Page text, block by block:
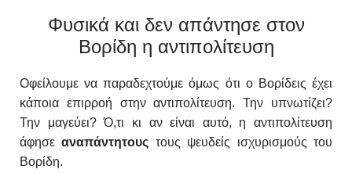
Φυσικά και δεν απάντησε στον
Βορίδη η αντιπολίτευση
Οφείλουμε να παραδεχτούμε όμως ότι ο Βορίδεις έχει
κάποια επιρροή στην αντιπολίτευση. Την υπνωτίζει?
Την μαγεύει? Ό,τι κι αν είναι αυτό, η αντιπολίτευση
άφησεαναπάντητους τους ψευδείς ισχυρισμούς του
Βορίδη.